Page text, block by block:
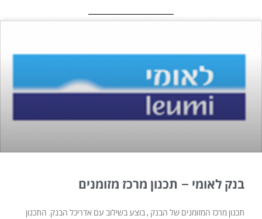
בנק לאומי – תכנון מרכז מזומנים
תכנון מרכז המזומנים של הבנק , בוצע בשילוב עם אדריכל הבנק. התכנון